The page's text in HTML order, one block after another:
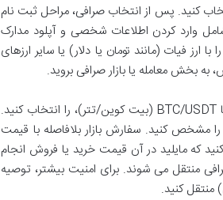
کنید. پس از انتخاب صرافی، مراحل ثبت نام
وارد کردن اطلاعات شخصی و آپلود مدارک
فیات (مانند تومان یا دلار) یا سایر ارزهای
بخش معامله یا بازار صرافی بروید.
در این بخش، می توانید جفت ارز مورد نظر خود، مانند BTC/IRT (بیت کوین/تومان) یا BTC/USDT (بیت کوین/تتر)، را انتخاب کنید.
مشخص کنید. سفارش بازار بلافاصله با قیمت
که مایلید در آن قیمت خرید یا فروش انجام
منتقل می شوند. برای امنیت بیشتر، توصیه
کنید.